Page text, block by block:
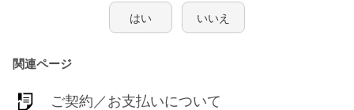
はい いいえ
関連ページ
ご契約／お支払いについて